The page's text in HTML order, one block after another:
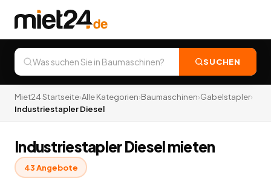
SUCHEN
Miet24 Startseite›Alle Kategorien›Baumaschinen›Gabelstapler›
Industriestapler Diesel
Industriestapler Diesel mieten
43Angebote